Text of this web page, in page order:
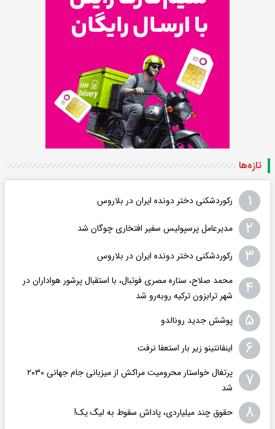
تازه‌ها
۱ رکوردشکنی دختر دونده ایران در بلاروس
۲ مدیرعامل پرسپولیس سفیر افتخاری چوگان شد
۳ رکوردشکنی دختر دونده ایران در بلاروس
۴
محمد صلاح، ستاره مصری فوتبال، با استقبال پرشور هواداران در
شهر ترابزون ترکیه روبه‌رو شد
۵ پوشش جدید رونالدو
۶ اینفانتینو زیر بار استعفا نرفت
۷
پرتغال خواستار محرومیت مراکش از میزبانی جام جهانی ۲۰۳۰
شد
۸ حقوق چند میلیاردی، پاداش سقوط به لیگ یک!